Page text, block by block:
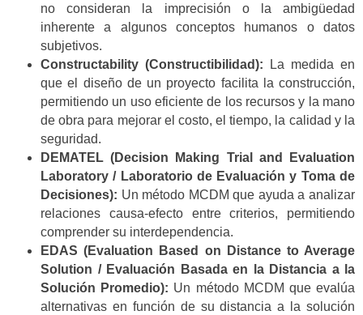
no consideran la imprecisión o la ambigüedad
inherente a algunos conceptos humanos o datos
subjetivos.
Constructability (Constructibilidad): La medida en
que el diseño de un proyecto facilita la construcción,
permitiendo un uso eficiente de los recursos y la mano
de obra para mejorar el costo, el tiempo, la calidad y la
seguridad.
DEMATEL (Decision Making Trial and Evaluation
Laboratory / Laboratorio de Evaluación y Toma de
Decisiones): Un método MCDM que ayuda a analizar
relaciones causa-efecto entre criterios, permitiendo
comprender su interdependencia.
EDAS (Evaluation Based on Distance to Average
Solution / Evaluación Basada en la Distancia a la
Solución Promedio): Un método MCDM que evalúa
alternativas en función de su distancia a la solución